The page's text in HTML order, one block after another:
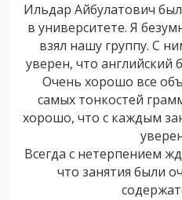
Ильдар Айбулатович
в университете. Я
взял нашу группу. С
уверен, что английский
Очень хорошо все
самых тонкостей
хорошо, что с каждым
Всегда с нетерпением
что занятия были